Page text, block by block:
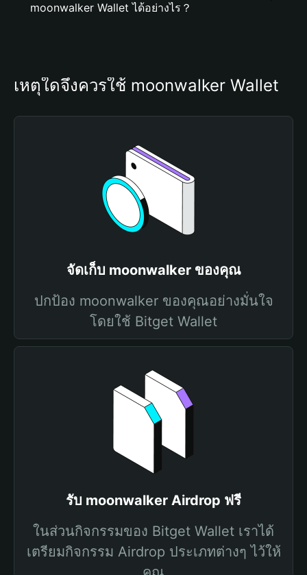
moonwalker Wallet ได้อย่างไร？
เหตุใดจึงควรใช้ moonwalker Wallet
จัดเก็บ moonwalker ของคุณ
ปกป้อง moonwalker ของคุณอย่างมั่นใจ
โดยใช้ Bitget Wallet
รับ moonwalker Airdrop ฟรี
ในส่วนกิจกรรมของ Bitget Wallet เราได้
เตรียมกิจกรรม Airdrop ประเภทต่างๆ ไว้ให้